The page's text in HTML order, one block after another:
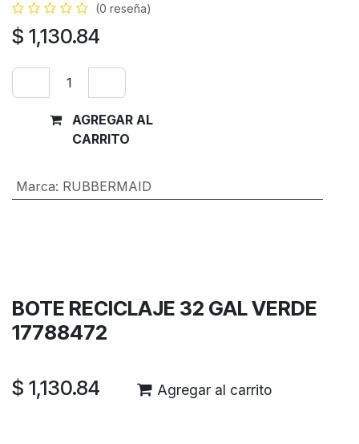
(0 reseña)
$ 1,130.84
AGREGAR AL
CARRITO
Marca: RUBBERMAID
BOTE RECICLAJE 32 GAL VERDE
17788472
$ 1,130.84 Agregar al carrito